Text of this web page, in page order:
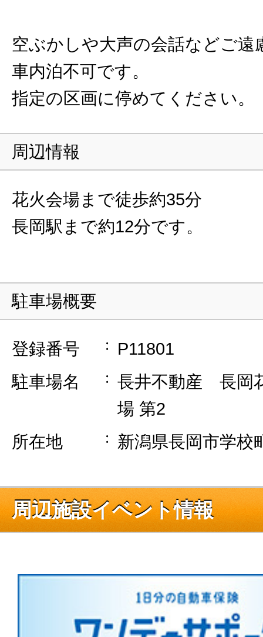
空ぶかしや大声の会話などご遠
車内泊不可です。
指定の区画に停めてください。
周辺情報
花火会場まで徒歩約35分
長岡駅まで約12分です。
駐車場概要
登録番号
P11801
駐車場名
長井不動産 長岡
場 第2
所在地
新潟県長岡市学校
周辺施設イベント情報